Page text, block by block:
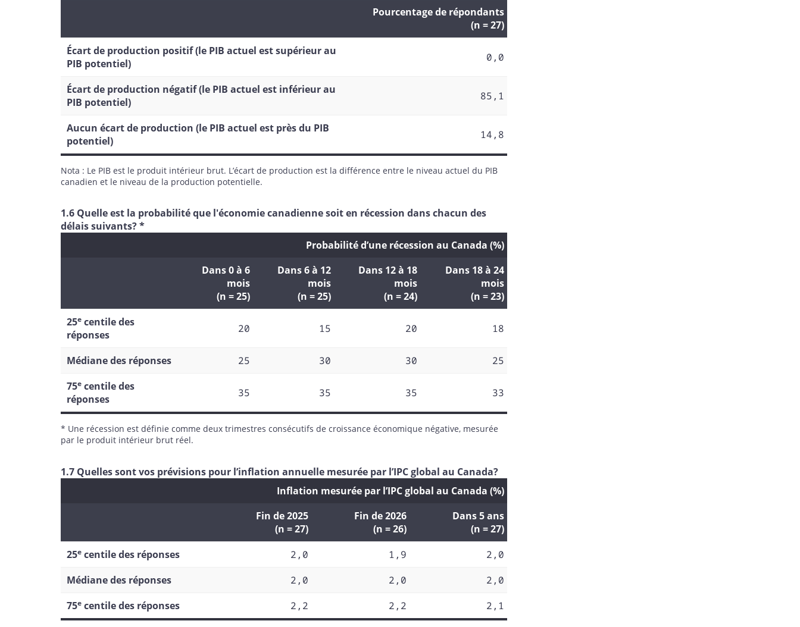
Pourcentage de répondants
(n = 27)
Écart de production positif (le PIB actuel est supérieur au
PIB potentiel)
0,0
Écart de production négatif (le PIB actuel est inférieur au
PIB potentiel)
85,1
Aucun écart de production (le PIB actuel est près du PIB
potentiel)
14,8
Nota : Le PIB est le produit intérieur brut. L’écart de production est la différence entre le niveau actuel du PIB
canadien et le niveau de la production potentielle.
1.6 Quelle est la probabilité que l'économie canadienne soit en récession dans chacun des
délais suivants? *
Probabilité d’une récession au Canada (%)
Dans 0 à 6
mois
(n = 25)
Dans 6 à 12
mois
(n = 25)
Dans 12 à 18
mois
(n = 24)
Dans 18 à 24
mois
(n = 23)
25e centile des
réponses
20 15 20 18
Médiane des réponses 25 30 30
25
75e centile des
réponses
35 35 35 33
* Une récession est définie comme deux trimestres consécutifs de croissance économique négative, mesurée
par le produit intérieur brut réel.
1.7 Quelles sont vos prévisions pour l’inflation annuelle mesurée par l’IPC global au Canada?
Inflation mesurée par l’IPC global au Canada (%)
Fin de 2025
(n = 27)
Fin de 2026
(n = 26)
Dans 5 ans
(n = 27)
25e centile des réponses 2,0 1,9
2,0
Médiane des réponses
2,0 2,0
2,0
75e centile des réponses 2,2 2,2 2,1